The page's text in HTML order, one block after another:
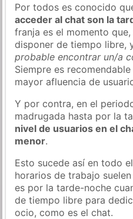
Por todos es conocido
acceder al chat son la
franja es el momento
disponer de tiempo libre,
probable encontrar un/a
Siempre es
mayor afluencia de
Y por contra, en el
madrugada hasta por la
nivel de usuarios en el
menor.
Esto sucede así en todo
horarios de trabajo
es por la tarde-noche
de tiempo libre para
ocio, como es el chat.